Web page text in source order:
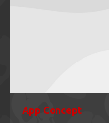
App Concept